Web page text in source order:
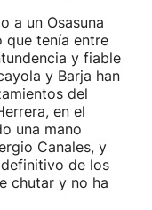
a un Osasuna
que tenía entre
y fiable
y Barja han
del
en el
una mano
Canales, y
de los
chutar y no ha